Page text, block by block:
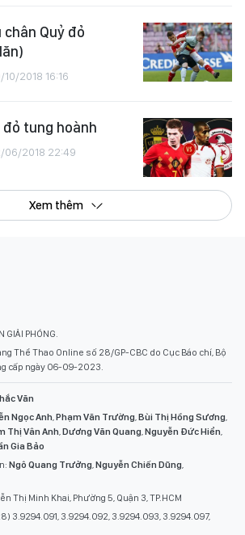
chân Quỷ đỏ
10/2018 16:16
đỏ tung hoành
06/2018 22:49
Xem thêm
GIẢI PHÓNG.
Thể Thao Online số 28/GP-CBC do Cục Báo chí, Bộ
cấp ngày 06-09-2023.
Văn
Ngọc Anh,Phạm Văn Trường,Bùi Thị Hồng Sương,
Thị Vân Anh,Dương Văn Quang,Nguyễn Đức Hiển,
Gia Bảo
Ngô Quang Trưởng,Nguyễn Chiến Dũng,
Thị Minh Khai, Phường 5, Quận 3, TP.HCM
3.9294.091, 3.9294.092, 3.9294.093, 3.9294.097,